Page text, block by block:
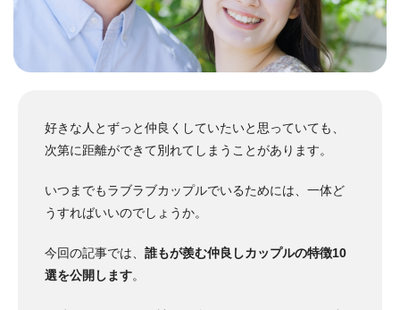
好きな人とずっと仲良くしていたいと思っていても、
次第に距離ができて別れてしまうことがあります。
いつまでもラブラブカップルでいるためには、一体ど
うすればいいのでしょうか。
今回の記事では、 誰もが羨む仲良しカップルの特徴10
選を公開します。